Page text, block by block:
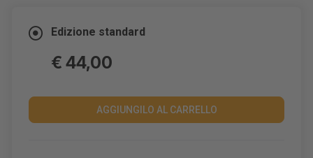
Edizione standard
€ 44,00
AGGIUNGILO AL CARRELLO